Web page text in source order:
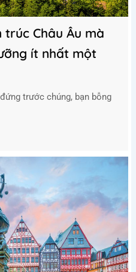
trúc Châu Âu mà
ít nhất một
trước chúng, bạn bỗng